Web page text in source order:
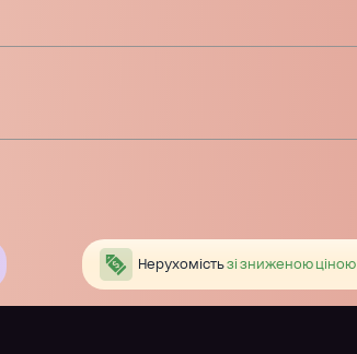
Нерухомістьзі зниженою ціною